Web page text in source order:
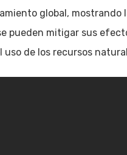
global, mostrando
pueden mitigar sus
uso de los recursos